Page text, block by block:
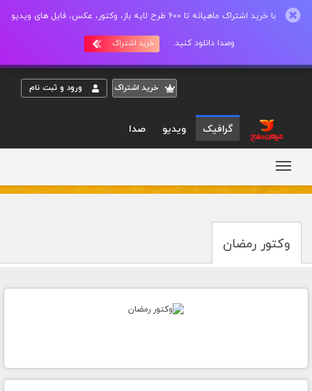
با خرید اشتراک ماهیانه تا 600 طرح لایه باز، وکتور، عکس، فایل های ویدیو
وصدا دانلود کنید. خرید اشتراک
خريد اشتراک ورود و ثبت نام
گرافیک ویدیو صدا
وکتور رمضان